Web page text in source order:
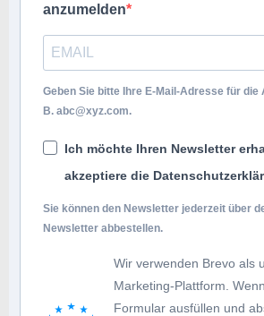
anzumelden
Geben Sie bitte Ihre E-Mail-Adresse für die
B. abc@xyz.com.
Ich möchte Ihren Newsletter
akzeptiere die
Sie können den Newsletter jederzeit über
Newsletter abbestellen.
Wir verwenden Brevo als
Marketing-Plattform.
Formular ausfüllen und